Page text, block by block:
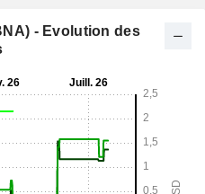
- Evolution des